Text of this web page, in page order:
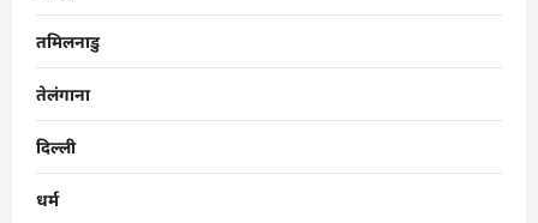
तमिलनाडु
तेलंगाना
दिल्ली
धर्म